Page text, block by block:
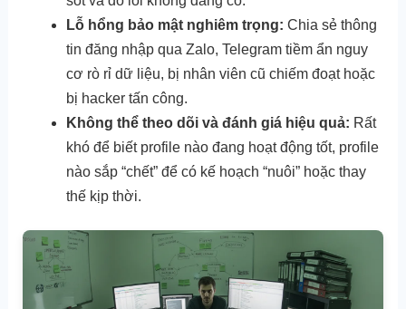
Lỗ hổng bảo mật nghiêm trọng: Chia sẻ thông
tin đăng nhập qua Zalo, Telegram tiềm ẩn nguy
cơ rò rỉ dữ liệu, bị nhân viên cũ chiếm đoạt hoặc
bị hacker tấn công.
Không thể theo dõi và đánh giá hiệu quả: Rất
khó để biết profile nào đang hoạt động tốt, profile
nào sắp “chết” để có kế hoạch “nuôi” hoặc thay
thế kịp thời.